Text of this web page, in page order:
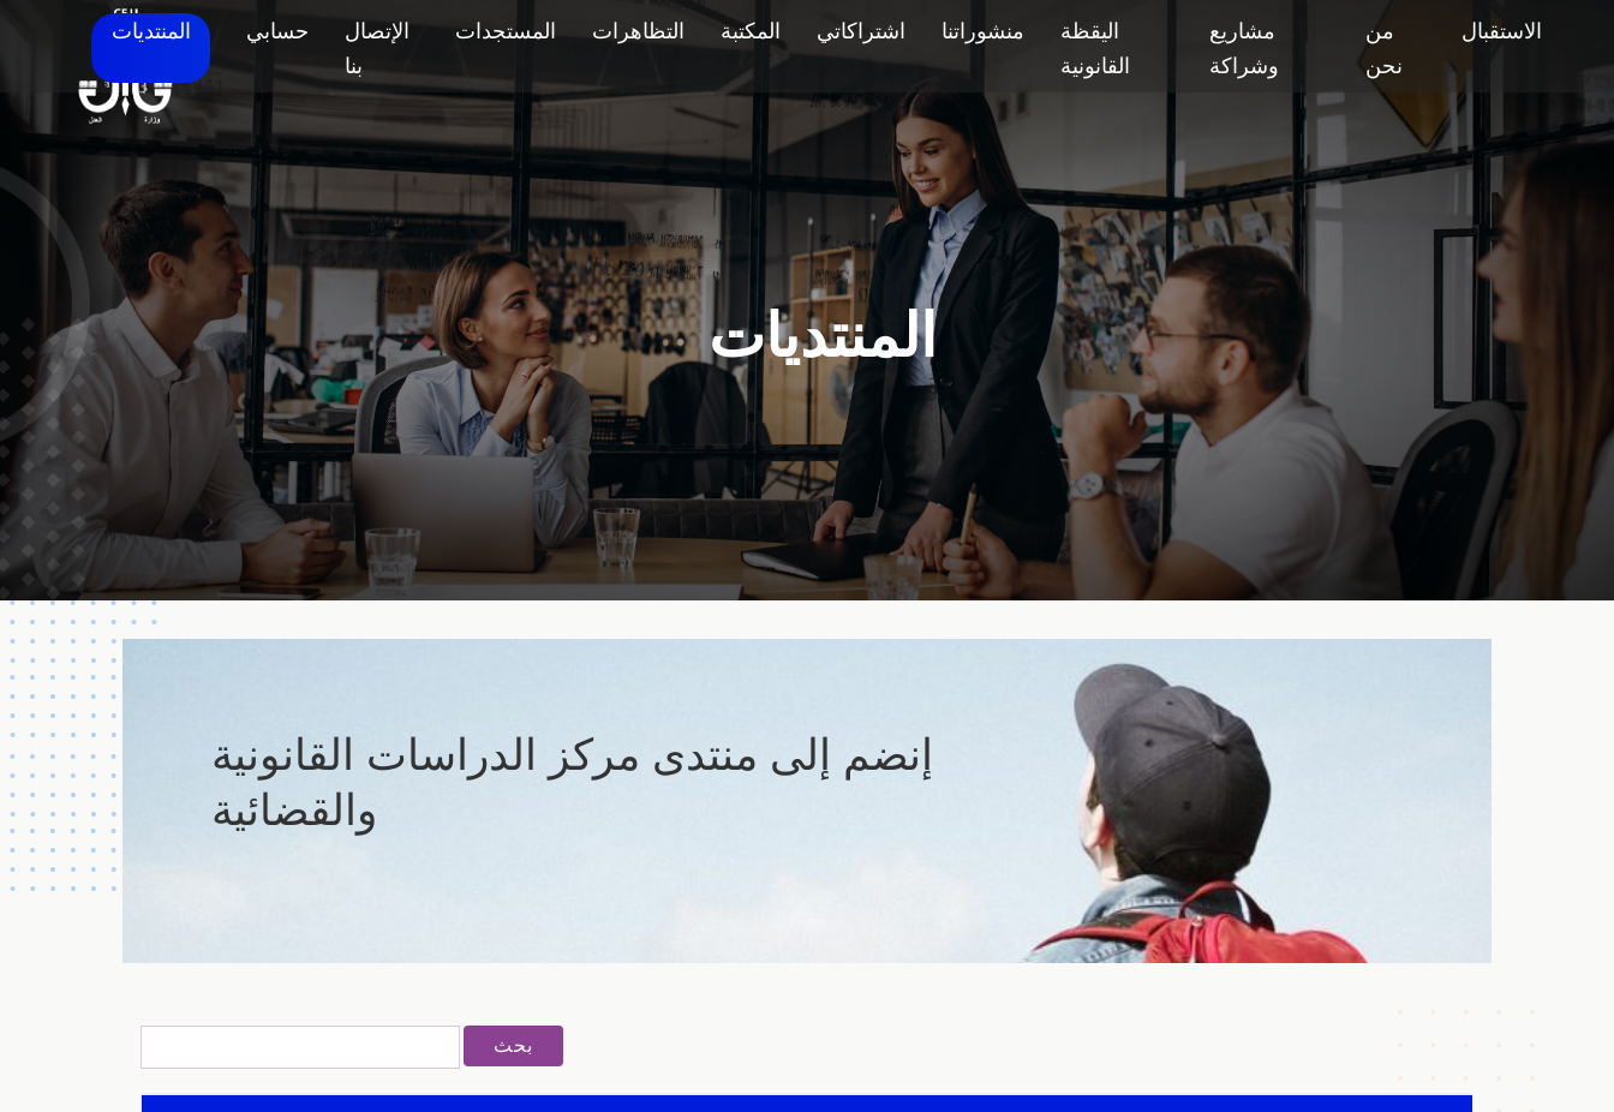
المنتديات حسابي
الإتصال
بنا
المستجدات التظاهرات المكتبة اشتراكاتي منشوراتنا
اليقظة
القانونية
مشاريع
وشراكة
من
نحن
الاستقبال
المنتديات
إنضم إلى منتدى مركز الدراسات القانونية
والقضائية